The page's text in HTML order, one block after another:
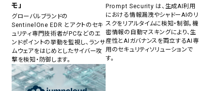
モ」
グローバルブランドの
SentinelOne EDR とアクトのセキ
ュリティ専門技術者がPCなどのエ
ンドポイントの挙動を監視し、ランサ
ムウェアをはじめとしたサイバー攻
撃を検知・防御します。
Prompt Security は、生成AI利用
における情報漏洩やシャドーAIのリ
スクをリアルタイムに検知・制御。機
密情報の自動マスキングにより、生
産性とAIガバナンスを両立するAI専
用のセキュリティソリューションで
す。